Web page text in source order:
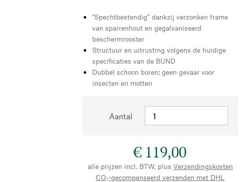
"Spechtbestendig" dankzij verzonken frame
van sparrenhout en gegalvaniseerd
beschermrooster
Structuur en uitrusting volgens de huidige
specificaties van de BUND
Dubbel schoon boren: geen gevaar voor
insecten en motten
Aantal
€ 119,00
alle prijzen incl. BTW, plus Verzendingskosten
CO₂-gecompenseerd verzenden met DHL